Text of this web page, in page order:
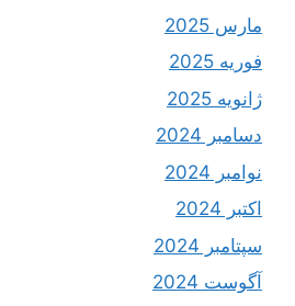
مارس 2025
فوریه 2025
ژانویه 2025
دسامبر 2024
نوامبر 2024
اکتبر 2024
سپتامبر 2024
آگوست 2024